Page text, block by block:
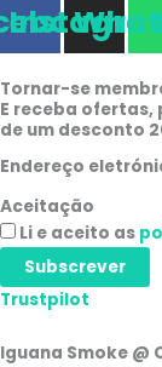
Tornar-se
E receba ofertas,
de um desconto
Endereço
Aceitação
Li e aceito as
Subscrever
Trustpilot
Iguana Smoke @